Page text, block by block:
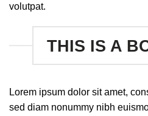
volutpat.
THIS IS A
Lorem ipsum dolor sit amet,
sed diam nonummy nibh